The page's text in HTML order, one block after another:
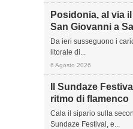
Posidonia, al via
San Giovanni a
Da ieri susseguono i
litorale di...
6 Agosto 2026
Il Sundaze
ritmo di flamenco
Cala il sipario sulla
Sundaze Festival, e...